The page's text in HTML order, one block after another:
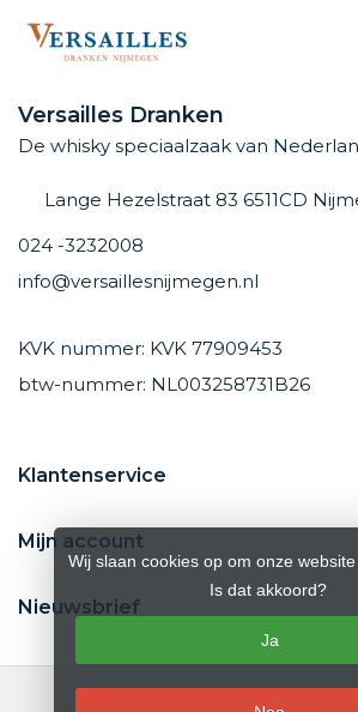
Versailles Dranken
De whisky speciaalzaak van
Lange Hezelstraat 83 6511CD
024 -3232008
info@versaillesnijmegen.nl
KVK nummer: KVK 77909453
btw-nummer: NL003258731B26
Klantenservice
Mijn account
Nieuwsbrief
Wij slaan cookies op om onze website
Is dat akkoord?
Ja